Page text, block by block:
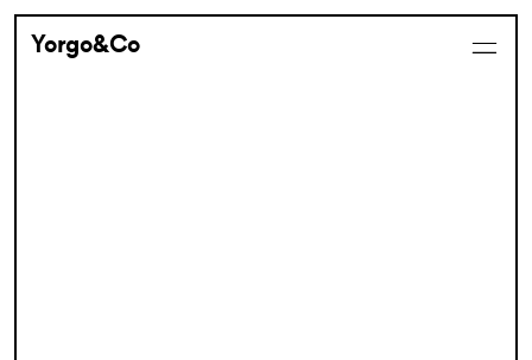
Yorgo&Co